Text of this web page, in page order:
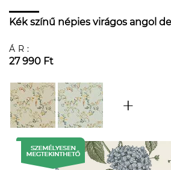
Kék színű népies virágos angol
ÁR:
27 990 Ft